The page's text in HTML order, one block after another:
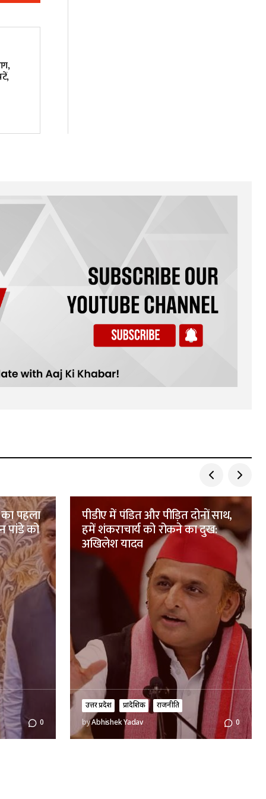
पहला
पांडे को
0
पीडीए में पंडित और पीड़ित दोनों साथ,
हमें शंकराचार्य को रोकने का दुख:
अखिलेश यादव
उत्तर प्रदेश प्रादेशिक
राजनीति
byAbhishek Yadav 0